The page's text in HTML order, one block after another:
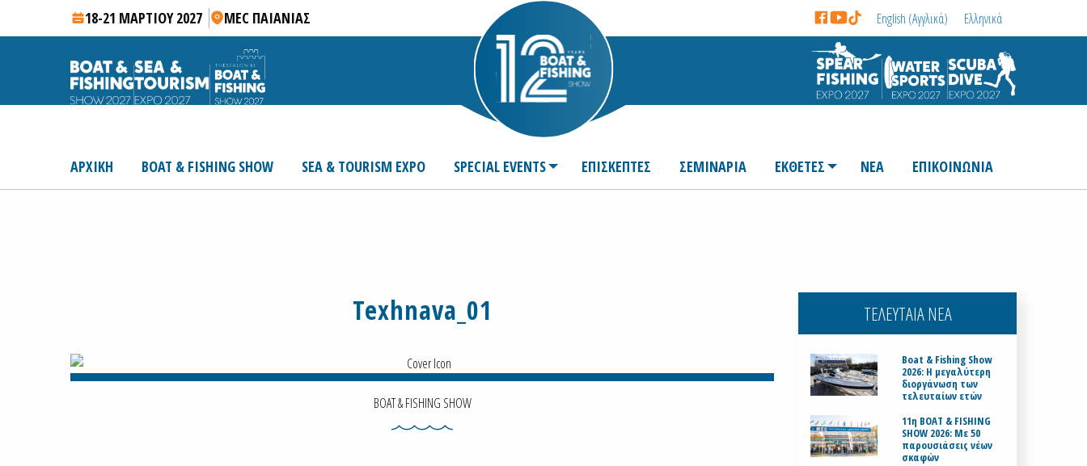
18-21 ΜΑΡΤΙΟΥ 2027 MEC ΠΑΙΑΝΙΑΣ English (Αγγλικά) Ελληνικά
ΑΡΧΙΚΗ BOAT & FISHING SHOW SEA & TOURISM EXPO SPECIAL EVENTS ΕΠΙΣΚΕΠΤΕΣ ΣΕΜΙΝΑΡΙΑ ΕΚΘΕΤΕΣ ΝΕΑ ΕΠΙΚΟΙΝΩΝΙΑ
Texhnava_01
BOAT & FISHING SHOW
ΤΕΛΕΥΤΑΙΑ ΝΕΑ
Boat & Fishing Show
2026: Η μεγαλύτερη
διοργάνωση των
τελευταίων ετών
11η BOAT & FISHING
SHOW 2026: Με 50
παρουσιάσεις νέων
σκαφών